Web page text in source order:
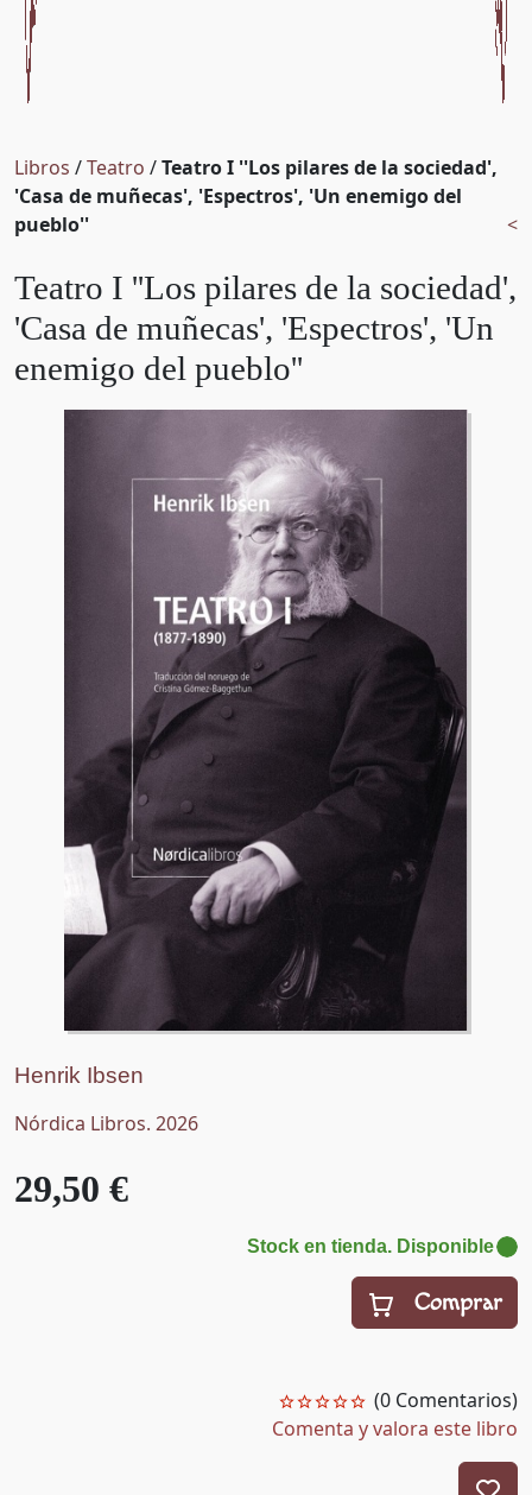
Libros /Teatro /Teatro I ''Los pilares de la sociedad',
'Casa de muñecas', 'Espectros', 'Un enemigo del
pueblo''
<
Teatro I ''Los pilares de la sociedad',
'Casa de muñecas', 'Espectros', 'Un
enemigo del pueblo''
Henrik Ibsen
Nórdica Libros. 2026
29,50 €
Stock en tienda. Disponible
Comprar
(0 Comentarios)
Comenta y valora este libro